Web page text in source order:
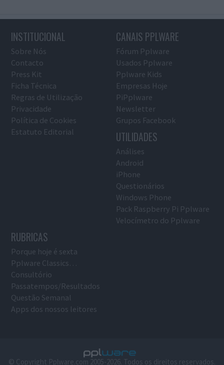
INSTITUCIONAL
Sobre Nós
Contacto
Press Kit
Ficha Técnica
Regras de Utilização
Privacidade
Política de Cookies
Estatuto Editorial
CANAIS PPLWARE
Fórum Pplware
Usados Pplware
Pplware Kids
Empresas Hoje
PiPplware
Newsletter
Grupos Facebook
UTILIDADES
Análises
Android
iPhone
Questionários
Windows Phone
Pack Raspberry Pi Pplware
Velocímetro do Pplware
RUBRICAS
Porque hoje é sexta
Pplware Classics…
Consultório
Passatempos/Resultados
Questão Semanal
Apps dos nossos leitores
© Copyright Pplware.com 2005-2026. Todos os direitos reservados.